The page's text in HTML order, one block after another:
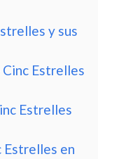
y sus
Estrelles
Estrelles
Estrelles en